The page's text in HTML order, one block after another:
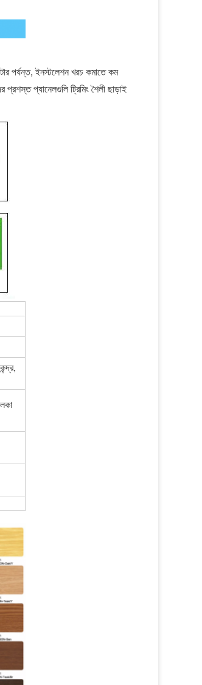
পর্যন্ত, ইনস্টলেশন খরচ কমাতে কম
প্যানেলগুলি ট্রিমিং শৈলী ছাড়াই
,